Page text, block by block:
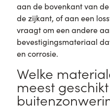
aan de bovenkant van
de zijkant, of aan een
vraagt om een andere
bevestigingsmateriaal
en corrosie.
Welke
meest